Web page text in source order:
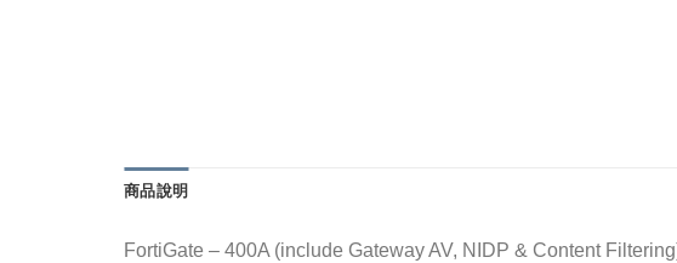
商品說明
FortiGate – 400A (include Gateway AV, NIDP & Content